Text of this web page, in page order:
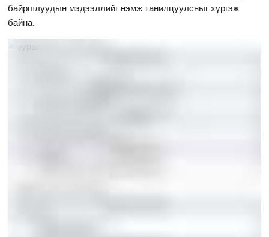
байршлуудын мэдээллийг нэмж танилцуулсныг хүргэж
байна.